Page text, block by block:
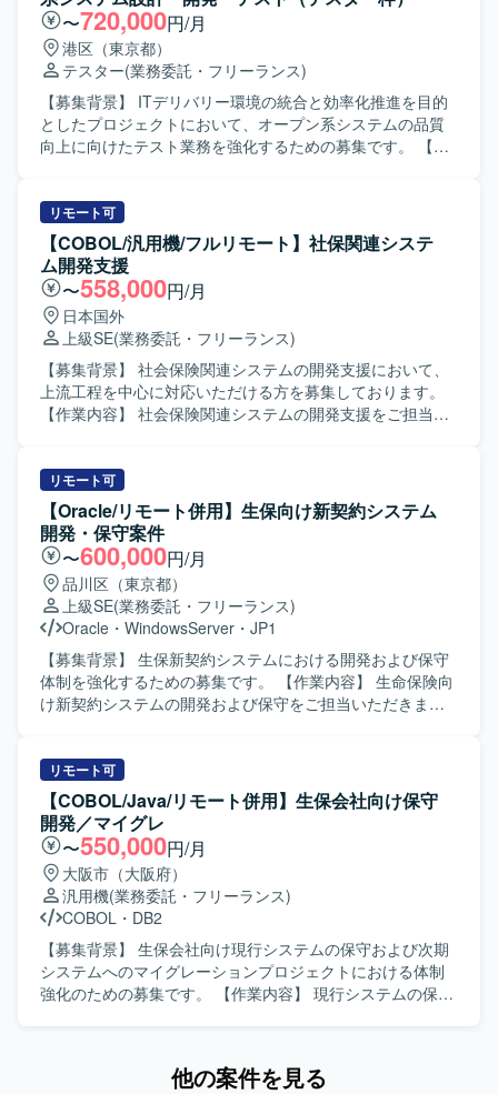
産管理の業務を理解しながら、システム導入に主体的に関
わっていただける方を求めております。 リーダー補佐とし
て周囲とコミュニケーションを取りつつ、責任感を持って
業務を推進いただける方を歓迎いたします。 【ポジション
の魅力】 管理会計・原価計算領域に特化した業務知識を活
かしつつ、システム導入プロジェクトの上流工程に関わる
ことができます。 リーダー補佐ポジションとして、マネジ
ASP.netが利用されております。
〜720,000円/月
港区（東京都）
テスター(業務委託・フリーランス)
【募集背景】 ITデリバリー環境の統合と効率化推進を目的
としたプロジェクトにおいて、オープン系システムの品質
向上に向けたテスト業務を強化するための募集です。 【作
活かしながら、Webアプリケーションやモバイルアプリケ
ーション、APIに対するテスト計画の作成やテスト実施を行
っていただきます。アジャイル開発プロセスのもと、スプ
リントごとのテスト活動に参画し、品質確保に貢献してい
ただきます。 【求める人物像】 生命保険分野の知識とアジ
ャイル開発の経験を活かして主体的に品質向上に取り組ん
でいただける方を求めています。チームメンバーや関係者
と協調しながらコミュニケーションを円滑に行い、改善提
案なども前向きに行っていただける方が望ましいです。
【ポジションの魅力】 保険業向けの大規模オープン系シス
リバリーモデルの現場で、テストプロセス改善や自動化推
進にも関与できる環境です。 【開発環境】 オープン系シス
テムを対象としたWebアプリケーションおよびモバイルア
プリケーション、APIのテスト環境において、アジャイル開
発プロセスに沿って作業していただきます。
リモート可
【COBOL/汎用機/フルリモート】社保関連システ
ム開発支援
〜558,000円/月
日本国外
上級SE(業務委託・フリーランス)
【募集背景】 社会保険関連システムの開発支援において、
上流工程を中心に対応いただける方を募集しております。
【作業内容】 社会保険関連システムの開発支援をご担当い
だく想定です。 【求める人物像】 関係者と円滑にコミュニ
ケーションを取りながら、オフショア開発との連携や調整
を主体的に進めていただける方を求めております。 【ポジ
ションの魅力】 社会保険関連の大規模システムに関わりな
がら、上流工程中心の経験を積んでいただけます。オフシ
ョア開発の受入れやレビューを通じて、品質管理や調整力
を高められる環境です。 【開発環境】 COBOL（汎用
機）、HULFT、A-SPOOL、A-AUTO、SVF（統合帳票基
盤）などを利用した環境です。
リモート可
【Oracle/リモート併用】生保向け新契約システム
開発・保守案件
〜600,000円/月
品川区（東京都）
上級SE(業務委託・フリーランス)
Oracle ・ WindowsServer ・ JP1
【募集背景】 生保新契約システムにおける開発および保守
体制を強化するための募集です。 【作業内容】 生命保険向
け新契約システムの開発および保守をご担当いただきま
だきます。案件リーダーとして要件作成や取り纏め、チー
ム内の担当割りなども行っていただきます。 【求める人物
像】 顧客担当社員とのやり取りを円滑に進められる高いコ
ミュニケーション能力をお持ちの方を求めています。生命
保険業務に対する理解を持ち、主体的に課題を整理しなが
ら周囲と協調してプロジェクトを推進できる方が望ましい
です。 【ポジションの魅力】 大規模な生命保険向け新契約
システムに携わることで、業務知見と上流工程の経験をさ
らに深めていただけます。顧客担当社員との直接折衝や案
件リーダーとしての役割を通じて、要件定義から設計まで
一連の工程をリードできる環境です。 【開発環境】
リモート可
【COBOL/Java/リモート併用】生保会社向け保守
開発／マイグレ
〜550,000円/月
大阪市（大阪府）
汎用機(業務委託・フリーランス)
COBOL ・ DB2
【募集背景】 生保会社向け現行システムの保守および次期
システムへのマイグレーションプロジェクトにおける体制
強化のための募集です。 【作業内容】 現行システムの保守
計からリリースまでの工程に携わっていただきます。 【求
他の案件を見る